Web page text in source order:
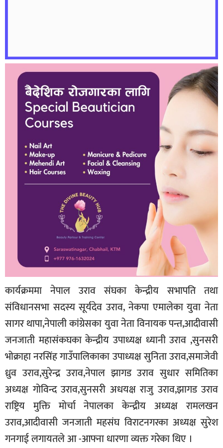
कार्यक्रममा नेपाल उराव संघका केन्द्रीय सभापति तथा
संविधानसभा सदस्य सूर्यदेव उराव, नेकपा एमालेका युवा नेता
सागर थापा,नेपाली कांग्रेसका युवा नेता विनायक पन्त,आदीवासी
जनजाती महासंकघका केन्द्रीय उपाध्यक्ष ध्यानी उराव ,सुनसरी
भोक्राहा नरसिंह गाउँपालिकाका उपाध्यक्ष सुनिता उराव,समाजेवी
ध्रुव उराव,सुरेन्द्र उराव,नेपाल झागड उराव सुधार समितिका
अध्यक्ष गोविन्द उराव,सुनसरी अधयक्ष राजु उराव,झागड उराव
राष्ट्रिय मुक्ति मोर्चा नेपालका केन्द्रीय अध्यक्ष रामलखन
उराव,आदीवासी जनजाती महसंघ विराटनगरका अध्यक्ष सुरेश
गनगाई लगायतले आ -आफ्ना धारणा व्यक्त गरेका थिए ।